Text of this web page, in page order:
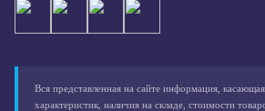
Вся представленная на сайте информация,
характеристик, наличия на складе, стоимости